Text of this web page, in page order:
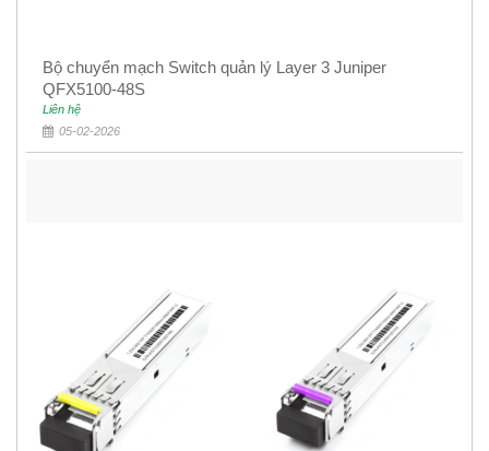
Bộ chuyển mạch Switch quản lý Layer 3 Juniper
QFX5100-48S
Liên hệ
05-02-2026